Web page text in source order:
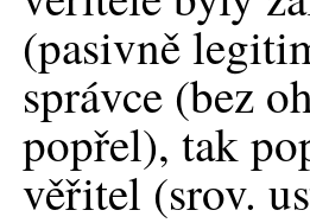
(pasivně
správce (bez
popřel), tak
věřitel (srov.